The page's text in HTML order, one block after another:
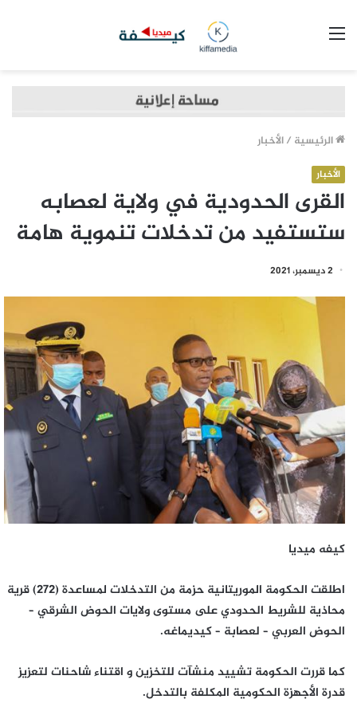
الرئيسية /الأخبار
الأخبار
القرى الحدودية في ولاية لعصابه
ستستفيد من تدخلات تنموية هامة
2 ديسمبر، 2021
كيفه ميديا
اطلقت الحكومة الموريتانية حزمة من التدخلات لمساعدة (272) قرية
محاذية للشريط الحدودي على مستوى ولايات الحوض الشرقي –
الحوض العربي – لعصابة – كيديماغه.
كما قررت الحكومة تشييد منشآت للتخزين و اقتناء شاحنات لتعزيز
قدرة الأجهزة الحكومية المكلفة بالتدخل.